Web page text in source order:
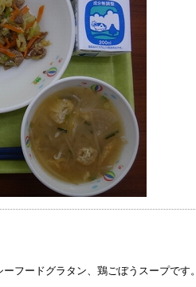
知らせ
フードグラタン、鶏ごぼうスープです。